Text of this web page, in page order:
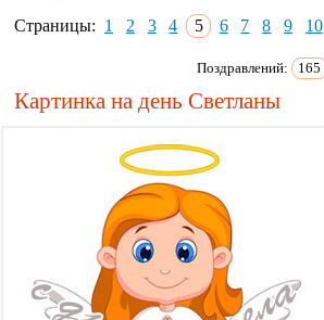
Страницы: 1 2 3 4 5 6 7 8 9 10
Поздравлений: 165
Картинка на день Светланы